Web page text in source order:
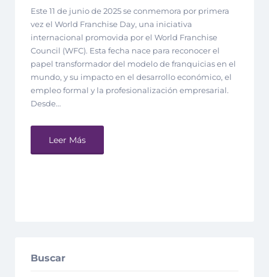
Este 11 de junio de 2025 se conmemora por primera
vez el World Franchise Day, una iniciativa
internacional promovida por el World Franchise
Council (WFC). Esta fecha nace para reconocer el
papel transformador del modelo de franquicias en el
mundo, y su impacto en el desarrollo económico, el
empleo formal y la profesionalización empresarial.
Desde…
Leer Más
Buscar